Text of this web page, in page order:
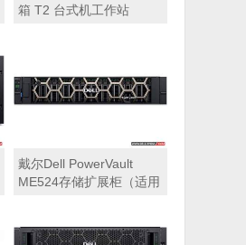
箱 T2 台式机工作站
戴尔Dell PowerVault
ME524存储扩展柜（适用